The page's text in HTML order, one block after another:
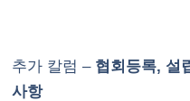
추가 칼럼 – 협회등록, 설
사항